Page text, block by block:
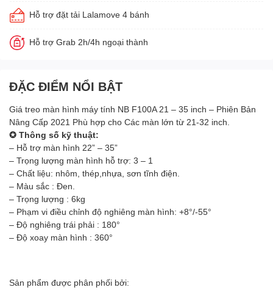
Hỗ trợ đặt tải Lalamove 4 bánh
Hỗ trợ Grab 2h/4h ngoại thành
ĐẶC ĐIỂM NỔI BẬT
Giá treo màn hình máy tính NB F100A 21 – 35 inch – Phiên Bản
Nâng Cấp 2021 Phù hợp cho Các màn lớn từ 21-32 inch.
✪ Thông số kỹ thuật:
– Hỗ trợ màn hình 22” – 35”
– Trọng lượng màn hình hỗ trợ: 3 – 1
– Chất liệu: nhôm, thép,nhựa, sơn tĩnh điện.
– Màu sắc : Đen.
– Trọng lượng : 6kg
– Phạm vi điều chỉnh độ nghiêng màn hình: +8°/-55°
– Độ nghiêng trái phải : 180°
– Độ xoay màn hình : 360°
Sản phẩm được phân phối bởi: